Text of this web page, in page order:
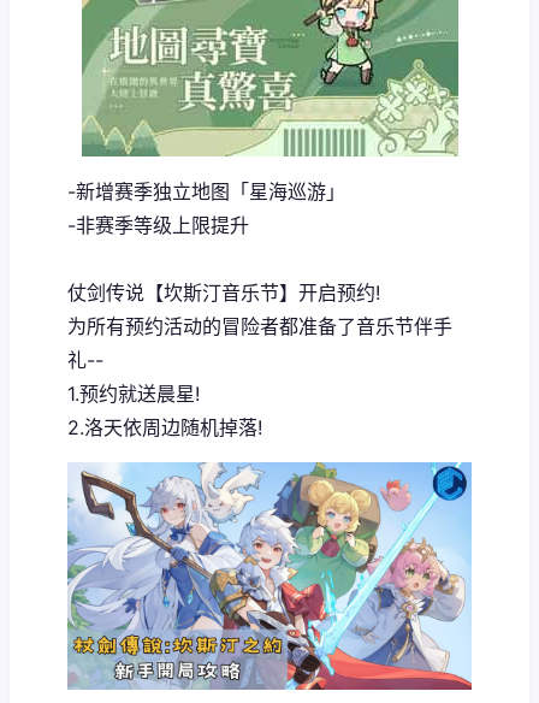
-新增赛季独立地图「星海巡游」
-非赛季等级上限提升
仗剑传说【坎斯汀音乐节】开启预约!
为所有预约活动的冒险者都准备了音乐节伴手
礼--
1.预约就送晨星!
2.洛天依周边随机掉落!